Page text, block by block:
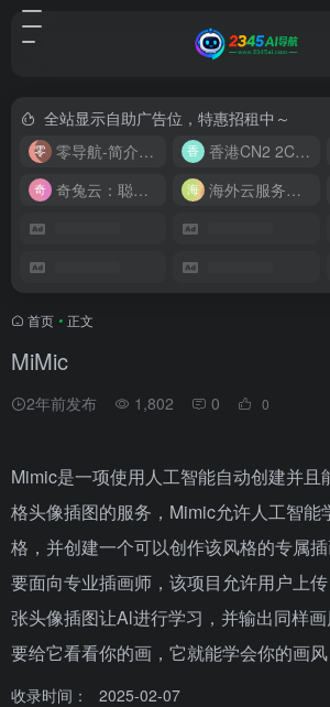
全站显示自助广告位，特惠招租中～
零导航-简介实用的网址导航
香港CN2 2C2G20M 9.9/月
奇兔云：聪明人的“省”钱计划！
海外云服务器全网最低价
首页 • 正文
MiMic
2年前发布 1,802 0 0
Mimic是一项使用人工智能自动创建并且
格头像插图的服务，Mimic允许人工智能
格，并创建一个可以创作该风格的专属
要面向专业插画师，该项目允许用户上
张头像插图让Al进行学习，并输出同样
要给它看看你的画，它就能学会你的画
收录时间： 2025-02-07